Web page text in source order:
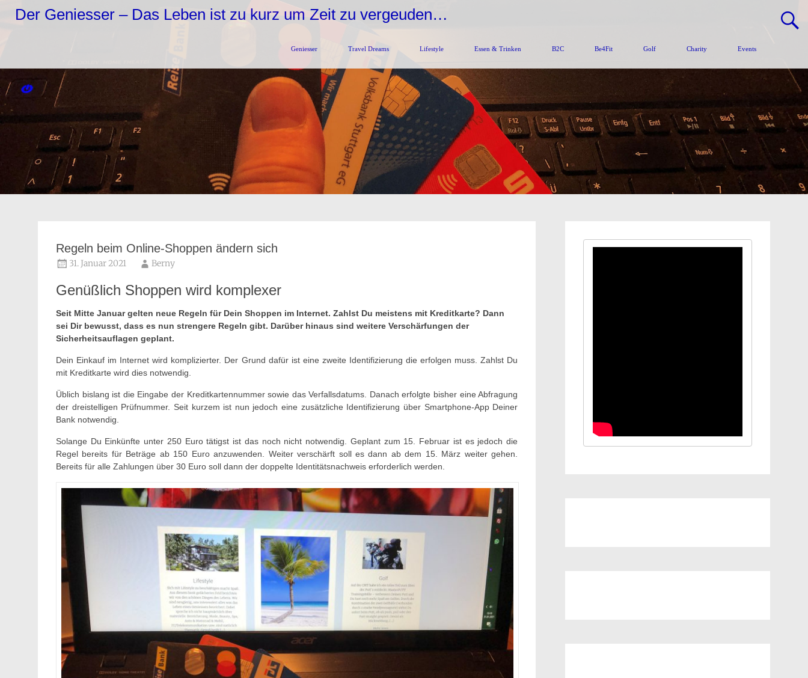
InhaltDer Geniesser – Das Leben ist zu kurz um Zeit zu vergeuden…
Geniesser Travel Dreams Lifestyle Essen & Trinken B2C Be4Fit Golf Charity Events
Regeln beim Online-Shoppen ändern sich
31. Januar 2021 Berny
Genüßlich Shoppen wird komplexer
Seit Mitte Januar gelten neue Regeln für Dein Shoppen im Internet. Zahlst Du meistens mit Kreditkarte? Dann
sei Dir bewusst, dass es nun strengere Regeln gibt. Darüber hinaus sind weitere Verschärfungen der
Sicherheitsauflagen geplant.
Dein Einkauf im Internet wird komplizierter. Der Grund dafür ist eine zweite Identifizierung die erfolgen muss. Zahlst Du
mit Kreditkarte wird dies notwendig.
Üblich bislang ist die Eingabe der Kreditkartennummer sowie das Verfallsdatums. Danach erfolgte bisher eine Abfragung
der dreistelligen Prüfnummer. Seit kurzem ist nun jedoch eine zusätzliche Identifizierung über Smartphone-App Deiner
Bank notwendig.
Solange Du Einkünfte unter 250 Euro tätigst ist das noch nicht notwendig. Geplant zum 15. Februar ist es jedoch die
Regel bereits für Beträge ab 150 Euro anzuwenden. Weiter verschärft soll es dann ab dem 15. März weiter gehen.
Bereits für alle Zahlungen über 30 Euro soll dann der doppelte Identitätsnachweis erforderlich werden.